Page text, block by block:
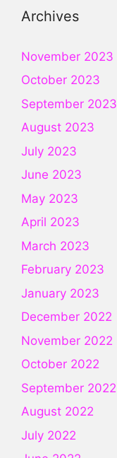
Archives
November 2023
October 2023
September 2023
August 2023
July 2023
June 2023
May 2023
April 2023
March 2023
February 2023
January 2023
December 2022
November 2022
October 2022
September 2022
August 2022
July 2022